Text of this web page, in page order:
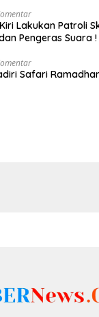
Lakukan Patroli
Pengeras Suara !
Safari